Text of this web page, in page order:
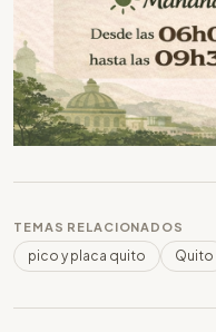
TEMAS RELACIONADOS
pico y placa quito Quito